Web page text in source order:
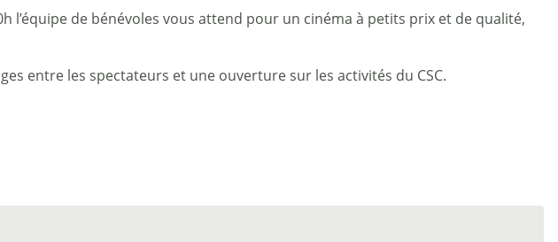
l’équipe de bénévoles vous attend pour un cinéma à petits prix et de qualité,
entre les spectateurs et une ouverture sur les activités du CSC.